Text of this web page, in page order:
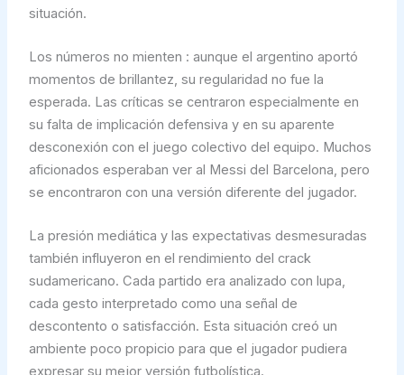
situación.
Los números no mienten : aunque el argentino aportó
momentos de brillantez, su regularidad no fue la
esperada. Las críticas se centraron especialmente en
su falta de implicación defensiva y en su aparente
desconexión con el juego colectivo del equipo. Muchos
aficionados esperaban ver al Messi del Barcelona, pero
se encontraron con una versión diferente del jugador.
La presión mediática y las expectativas desmesuradas
también influyeron en el rendimiento del crack
sudamericano. Cada partido era analizado con lupa,
cada gesto interpretado como una señal de
descontento o satisfacción. Esta situación creó un
ambiente poco propicio para que el jugador pudiera